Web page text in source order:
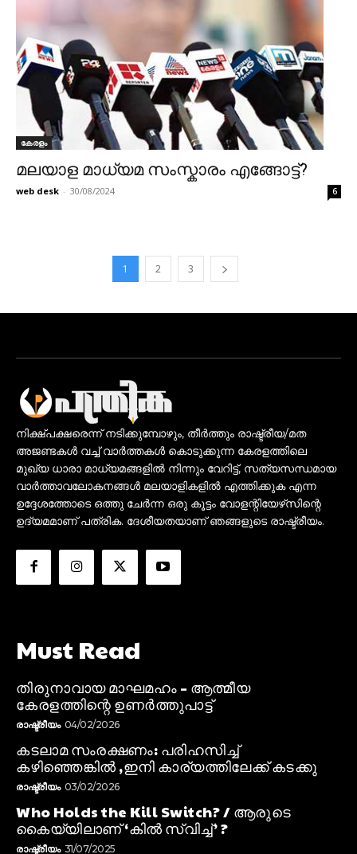
കേരളം
മലയാള മാധ്യമ സംസ്കാരം എങ്ങോട്ട്?
web desk - 30/08/2024 6
1 2 3
നിക്ഷ്പക്ഷരെന്ന് നടിക്കുമ്പോഴും, തീർത്തും രാഷ്ട്രീയ/മത
അജണ്ടകൾ വച്ച് വാർത്തകൾ കൊടുക്കുന്ന കേരളത്തിലെ
മുഖ്യ ധാരാ മാധ്യമങ്ങളിൽ നിന്നും വേറിട്ട്, സത്യസന്ധമായ
വാർത്താവലോകനങ്ങൾ മലയാളികളിൽ എത്തിക്കുക എന്ന
ഉദ്ദേശത്തോടെ ഒത്തു ചേർന്ന ഒരു കൂട്ടം വോളന്റിയേഴ്‌സിന്റെ
ഉദ്യമമാണ് പത്രിക. ദേശീയതയാണ് ഞങ്ങളുടെ രാഷ്ട്രീയം.
Must Read
തിരുനാവായ മാഘമഹം – ആത്മീയ
കേരളത്തിന്റെ ഉണർത്തുപാട്ട്
രാഷ്ട്രീയം 04/02/2026
കടലാമ സംരക്ഷണം: പരിഹസിച്ച്
കഴിഞ്ഞെങ്കിൽ ,ഇനി കാര്യത്തിലേക്ക് കടക്കു
രാഷ്ട്രീയം 03/02/2026
Who Holds the Kill Switch? / ആരുടെ
കൈയ്യിലാണ് ‘കിൽ സ്വിച്ച്’ ?
രാഷ്ട്രീയം 31/07/2025